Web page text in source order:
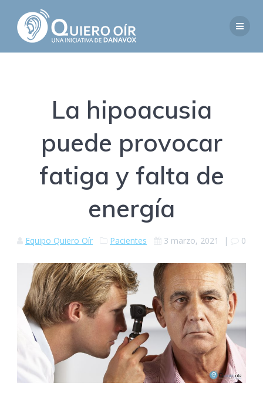
contenido
La hipoacusia
puede provocar
fatiga y falta de
energía
Equipo Quiero Oír Pacientes 3 marzo, 2021 | 0